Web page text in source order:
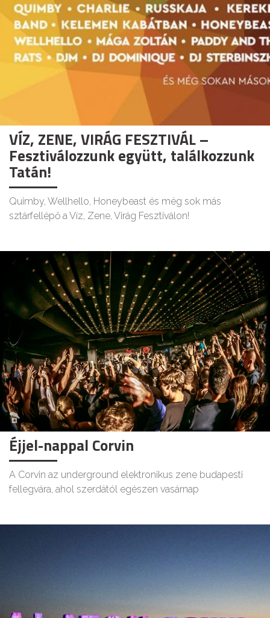
VÍZ, ZENE, VIRÁG FESZTIVÁL –
Fesztiválozzunk együtt, találkozzunk
Tatán!
Quimby, Wellhello, Honeybeast és még sok más
sztárfellépő a Víz, Zene, Virág Fesztiválon!
Éjjel-nappal Corvin
A Corvin az underground elektronikus zene budapesti
fellegvára, ahol szerdától egészen vasárnap